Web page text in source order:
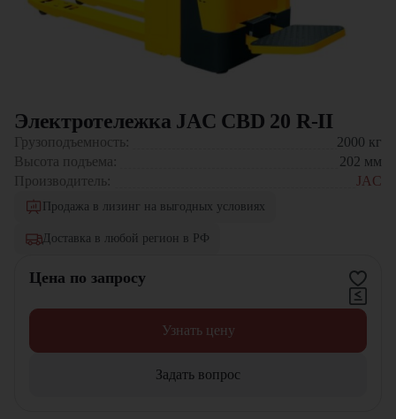
Электротележка JAC CBD 20 R-II
Грузоподъемность: 2000 кг
Высота подъема:
202 мм
Производитель:
JAC
Продажа в лизинг на выгодных условиях
Доставка в любой регион в РФ
Цена по запросу
Узнать цену
Задать вопрос